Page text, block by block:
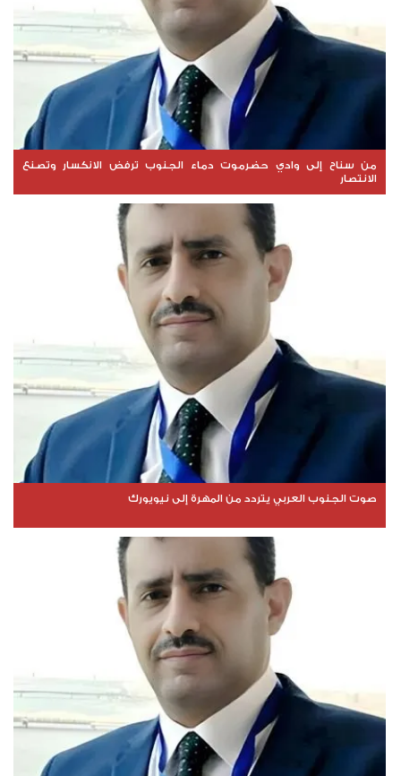
من سناح إلى وادي حضرموت دماء الجنوب ترفض الانكسار وتصنع
الانتصار
صوت الجنوب العربي يتردد من المهرة إلى نيويورك